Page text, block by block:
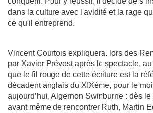
dans la culture avec l'avidité et la rage
ce qu'il entreprend.
Vincent Courtois expliquera, lors des
par Xavier Prévost après le spectacle,
que le fil rouge de cette écriture est la
décadent anglais du XIXème, pour le
aujourd’hui, Algernon Swinburne : dès
avant même de rencontrer Ruth, Martin